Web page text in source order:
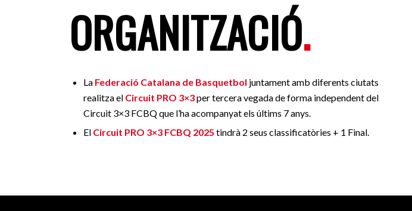
ORGANITZACIÓ.
La Federació Catalana de Basquetbol juntament amb diferents ciutats
realitza el Circuit PRO 3×3per tercera vegada de forma independent del
Circuit 3×3 FCBQ que l’ha acompanyat els últims 7 anys.
El Circuit PRO 3×3 FCBQ 2025 tindrà 2 seus classificatòries + 1 Final.